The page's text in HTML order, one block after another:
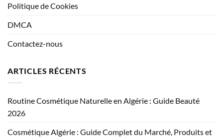
Politique de Cookies
DMCA
Contactez-nous
ARTICLES RÉCENTS
Routine Cosmétique Naturelle en Algérie : Guide Beauté
2026
Cosmétique Algérie : Guide Complet du Marché, Produits et